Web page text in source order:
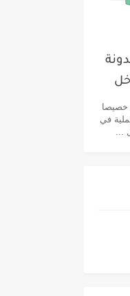
خصيصا
في
...